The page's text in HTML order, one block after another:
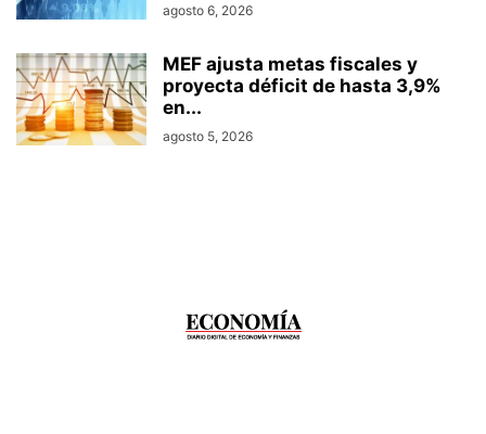
agosto 6, 2026
MEF ajusta metas fiscales y
proyecta déficit de hasta 3,9%
en...
agosto 5, 2026